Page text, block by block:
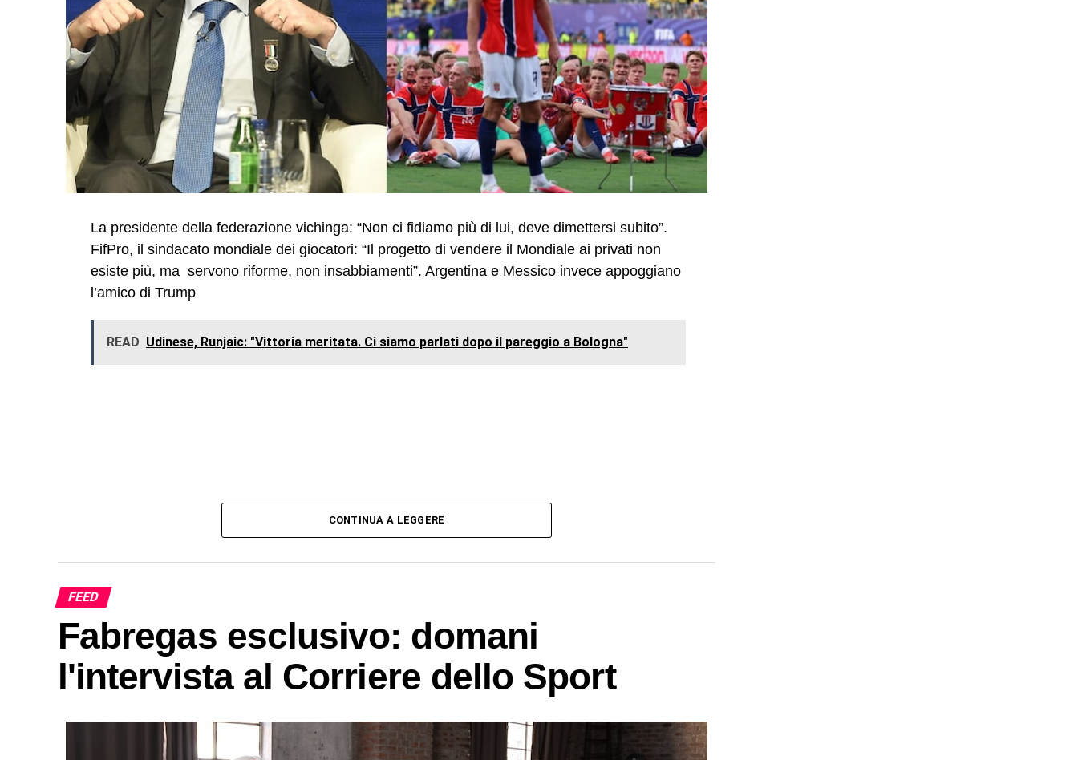
La presidente della federazione vichinga: “Non ci fidiamo più di lui, deve dimettersi subito”.
FifPro, il sindacato mondiale dei giocatori: “Il progetto di vendere il Mondiale ai privati non
esiste più, ma servono riforme, non insabbiamenti”. Argentina e Messico invece appoggiano
l’amico di Trump
READ Udinese, Runjaic: "Vittoria meritata. Ci siamo parlati dopo il pareggio a Bologna"
CONTINUA A LEGGERE
FEED
Fabregas esclusivo: domani
l'intervista al Corriere dello Sport